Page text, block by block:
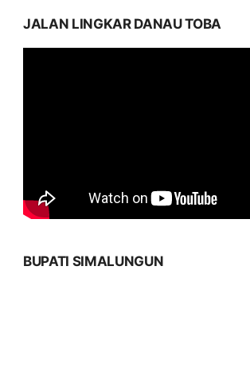
JALAN LINGKAR DANAU TOBA
BUPATI SIMALUNGUN